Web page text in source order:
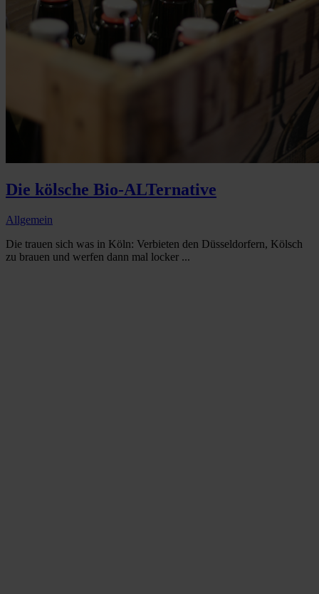
Die kölsche Bio-ALTernative
Allgemein
Die trauen sich was in Köln: Verbieten den Düsseldorfern, Kölsch
zu brauen und werfen dann mal locker ...